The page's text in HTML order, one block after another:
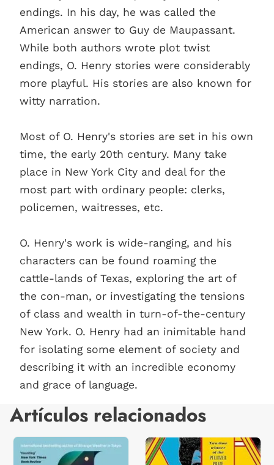
endings. In his day, he was called the
American answer to Guy de Maupassant.
While both authors wrote plot twist
endings, O. Henry stories were considerably
more playful. His stories are also known for
witty narration.
Most of O. Henry's stories are set in his own
time, the early 20th century. Many take
place in New York City and deal for the
most part with ordinary people: clerks,
policemen, waitresses, etc.
O. Henry's work is wide-ranging, and his
characters can be found roaming the
cattle-lands of Texas, exploring the art of
the con-man, or investigating the tensions
of class and wealth in turn-of-the-century
New York. O. Henry had an inimitable hand
for isolating some element of society and
describing it with an incredible economy
and grace of language.
Artículos relacionados